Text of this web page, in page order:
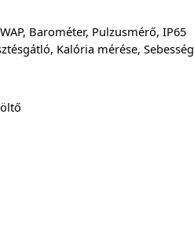
Barométer, Pulzusmérő, IP65
Kalória mérése, Sebesség